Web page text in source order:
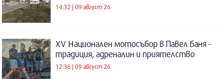
14:32 | 09 август 26
XV Национален мотосъбор в Павел баня -
традиция, адреналин и приятелство
12:36 | 09 август 26